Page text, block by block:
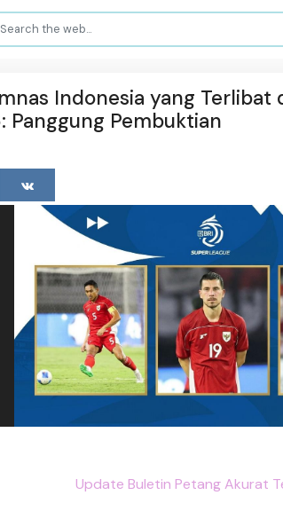
Indonesia yang Terlibat
Panggung Pembuktian
Update Buletin Petang Akurat